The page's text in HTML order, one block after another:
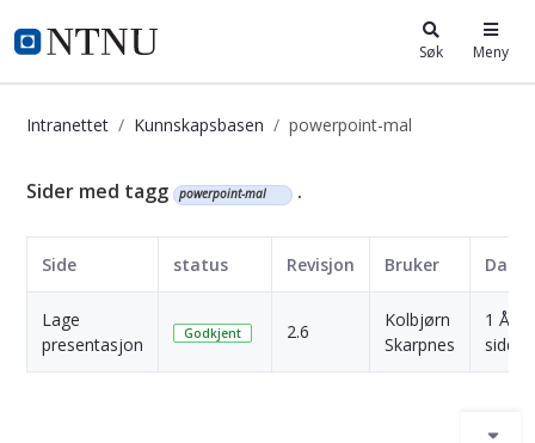
i.ntnu.no Søk Meny
Intranettet Kunnskapsbasen powerpoint-mal
Kunnskapsbasen
Sider med tagg powerpoint-mal .
Side status Revisjon Bruker Dato
Lage
presentasjon
Godkjent 2.6
Kolbjørn
Skarpnes
1 År
siden